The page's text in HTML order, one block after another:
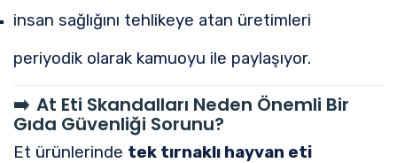
insan sağlığını tehlikeye atan üretimleri
periyodik olarak kamuoyu ile paylaşıyor.
➡️ At Eti Skandalları Neden Önemli Bir
Gıda Güvenliği Sorunu?
Et ürünlerinde tek tırnaklı hayvan eti